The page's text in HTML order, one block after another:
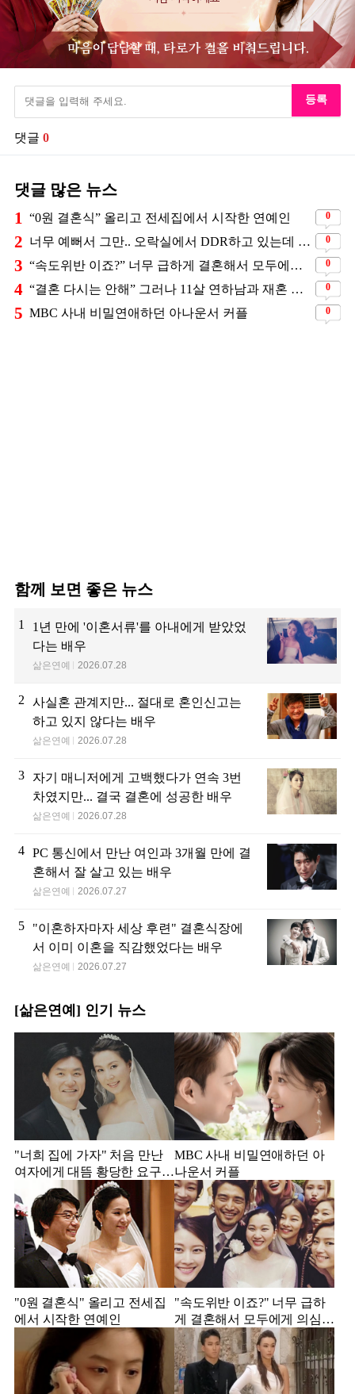
등록
댓글 0
댓글 많은 뉴스
1 “0원 결혼식” 올리고 전세집에서 시작한 연예인 0
2 너무 예뻐서 그만.. 오락실에서 DDR하고 있는데 지나가던 이상민이 캐스팅했다는 연예인 0
3 “속도위반 이죠?” 너무 급하게 결혼해서 모두에게 의심 받았던 스타 0
4 “결혼 다시는 안해” 그러나 11살 연하남과 재혼 발표 0
5 MBC 사내 비밀연애하던 아나운서 커플 0
함께 보면 좋은 뉴스
1
1년 만에 '이혼서류'를 아내에게 받았었
다는 배우
삶은연예 2026.07.28
2
사실혼 관계지만... 절대로 혼인신고는
하고 있지 않다는 배우
삶은연예 2026.07.28
3
자기 매니저에게 고백했다가 연속 3번
차였지만... 결국 결혼에 성공한 배우
삶은연예 2026.07.28
4 PC 통신에서 만난 여인과 3개월 만에 결
혼해서 잘 살고 있는 배우
삶은연예 2026.07.27
5
"이혼하자마자 세상 후련" 결혼식장에
서 이미 이혼을 직감했었다는 배우
삶은연예 2026.07.27
[삶은연예] 인기 뉴스
"너희 집에 가자" 처음 만난
여자에게 대뜸 황당한 요구
했다는 MBC 아나운서
MBC 사내 비밀연애하던 아
나운서 커플
"0원 결혼식" 올리고 전세집
에서 시작한 연예인
"속도위반 이죠?" 너무 급하
게 결혼해서 모두에게 의심
받았던 스타